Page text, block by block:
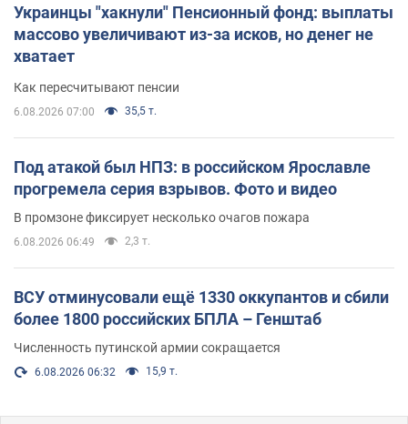
Украинцы "хакнули" Пенсионный фонд: выплаты
массово увеличивают из-за исков, но денег не
хватает
Как пересчитывают пенсии
6.08.2026 07:00 35,5 т.
Под атакой был НПЗ: в российском Ярославле
прогремела серия взрывов. Фото и видео
В промзоне фиксирует несколько очагов пожара
6.08.2026 06:49 2,3 т.
ВСУ отминусовали ещё 1330 оккупантов и сбили
более 1800 российских БПЛА – Генштаб
Численность путинской армии сокращается
6.08.2026 06:32 15,9 т.